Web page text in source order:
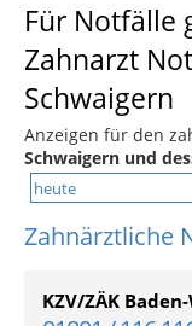
Für Notfälle
Zahnarzt
Schwaigern
Anzeigen für den
Schwaigern und
Zahnärztliche
KZV/ZÄK